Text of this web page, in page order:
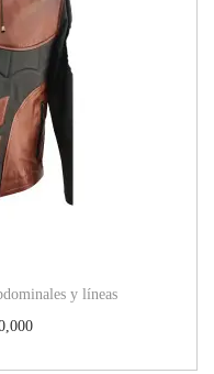
y líneas